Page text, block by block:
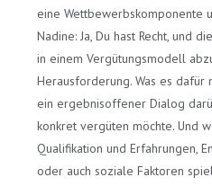
eine Wettbewerbskomponente
Nadine: Ja, Du hast Recht, und
in einem Vergütungsmodell
Herausforderung. Was es dafür
ein ergebnisoffener Dialog
konkret vergüten möchte. Und
Qualifikation und Erfahrungen,
oder auch soziale Faktoren